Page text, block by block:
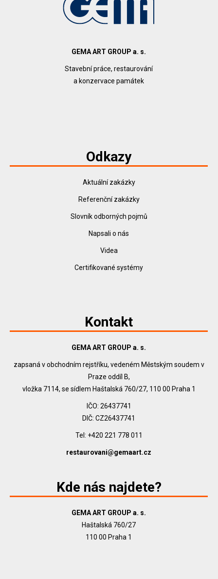
GEMA ART GROUP a. s.
Stavební práce, restaurování
a konzervace památek
Odkazy
Aktuální zakázky
Referenční zakázky
Slovník odborných pojmů
Napsali o nás
Videa
Certifikované systémy
Kontakt
GEMA ART GROUP a. s.
zapsaná v obchodním rejstříku, vedeném Městským soudem v
Praze oddíl B,
vložka 7114, se sídlem Haštalská 760/27, 110 00 Praha 1
IČO: 26437741
DIČ: CZ26437741
Tel: +420 221 778 011
restaurovani@gemaart.cz
Kde nás najdete?
GEMA ART GROUP a. s.
Haštalská 760/27
110 00 Praha 1